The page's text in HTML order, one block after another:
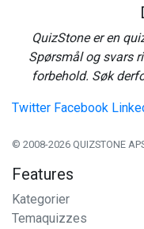
QuizStone er en
Spørsmål og svars
forbehold. Søk
Twitter Facebook
© 2008-2026 QUIZSTONE
Features
Kategorier
Temaquizzes